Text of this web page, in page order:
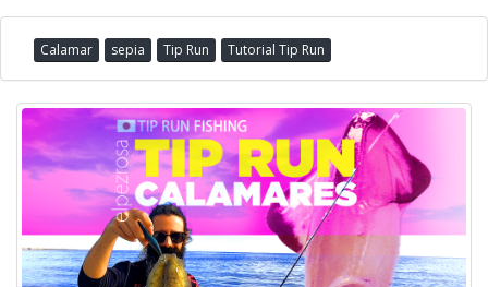
Calamar sepia Tip Run Tutorial Tip Run